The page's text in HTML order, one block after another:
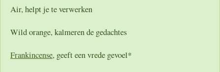
Air, helpt je te verwerken
Wild orange, kalmeren de gedachtes
Frankincense, geeft een vrede gevoel*